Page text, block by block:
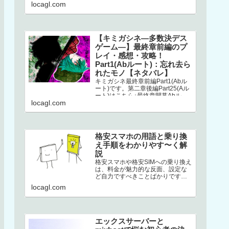
locagl.com
【キミガシネ―多数決デス
ゲーム―】最終章前編のプ
レイ・感想・攻略！
Part1(Abルート)：忘れ去ら
れたモノ【ネタバレ】
キミガシネ最終章前編Part1(Abル
ート)です。第二章後編Part25(Aル
ート)はこちら↓最終章開幕Abルー
locagl.com
格安スマホの用語と乗り換
え手順をわかりやす〜く解
説
格安スマホや格安SIMへの乗り換え
は、料金が魅力的な反面、設定な
ど自力ですべきことばかりです。
まって…
locagl.com
エックスサーバーと